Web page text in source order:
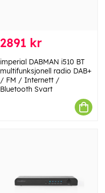
2891 kr
imperial DABMAN i510 BT
multifunksjonell radio DAB+
/ FM / Internett /
Bluetooth Svart